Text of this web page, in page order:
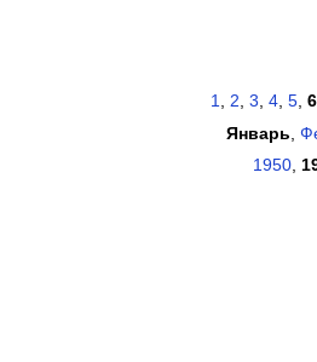
1
2 3 4, 5, 6,
Январь
1950,